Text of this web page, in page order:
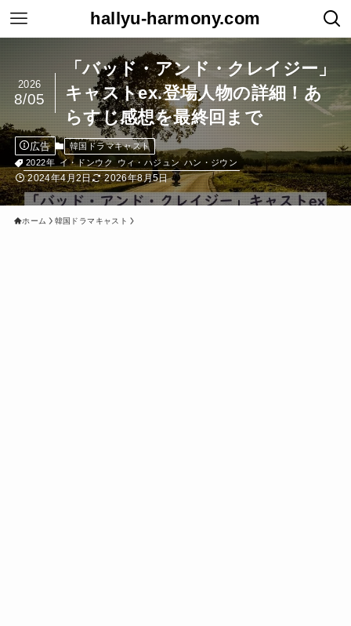
hallyu-harmony.com
「バッド・アンド・クレイジー」
キャストex.登場人物の詳細！あ
らすじ感想を最終回まで
2026
8/05
広告
韓国ドラマキャスト
2022年 イ・ドンウク ウィ・ハジュン ハン・ジウン
2024年4月2日 2026年8月5日
ホーム 韓国ドラマキャスト